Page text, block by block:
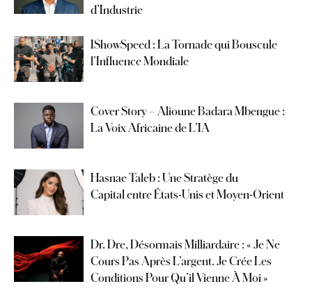
d’Industrie
IShowSpeed : La Tornade qui Bouscule
l’Influence Mondiale
Cover Story – Alioune Badara Mbengue :
La Voix Africaine de L’IA
Hasnae Taleb : Une Stratège du
Capital entre États-Unis et Moyen-Orient
Dr. Dre, Désormais Milliardaire : « Je Ne
Cours Pas Après L’argent. Je Crée Les
Conditions Pour Qu’il Vienne À Moi »